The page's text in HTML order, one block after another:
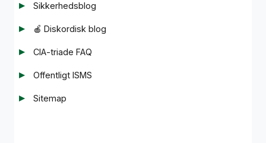
Sikkerhedsblog
🍎 Diskordisk blog
CIA-triade FAQ
Offentligt ISMS
Sitemap